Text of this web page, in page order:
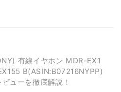
有線イヤホン MDR-EX1
B(ASIN:B07216NYPP)
ューを徹底解説！